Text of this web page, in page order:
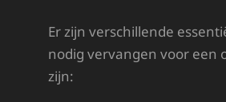
Er zijn verschillende
nodig vervangen voor een
zijn: